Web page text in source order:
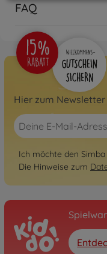
FAQ
Hier zum
Ich möchte den
Die Hinweise zum